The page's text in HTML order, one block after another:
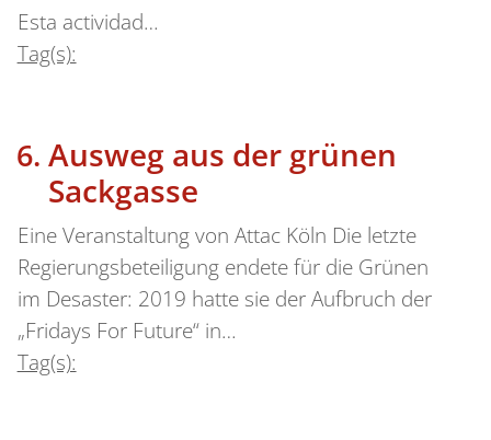
Esta actividad…
Tag(s):
Ausweg aus der grünen
Sackgasse
Eine Veranstaltung von Attac Köln Die letzte
Regierungsbeteiligung endete für die Grünen
im Desaster: 2019 hatte sie der Aufbruch der
„Fridays For Future“ in…
Tag(s):